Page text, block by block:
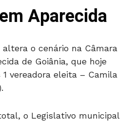
Aparecida
o cenário na Câmara
de Goiânia, que hoje
vereadora eleita – Camila
o Legislativo municipal